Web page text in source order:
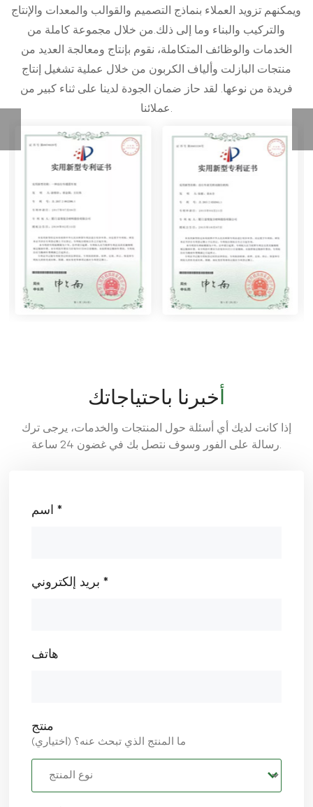
ويمكنهم تزويد العملاء بنماذج التصميم والقوالب والمعدات والإنتاج
والتركيب والبناء وما إلى ذلك.من خلال مجموعة كاملة من
الخدمات والوظائف المتكاملة، نقوم بإنتاج ومعالجة العديد من
منتجات البازلت وألياف الكربون من خلال عملية تشغيل إنتاج
فريدة من نوعها. لقد حاز ضمان الجودة لدينا على ثناء كبير من
عملائنا.
أخبرنا باحتياجاتك
إذا كانت لديك أي أسئلة حول المنتجات والخدمات، يرجى ترك
رسالة على الفور وسوف نتصل بك في غضون 24 ساعة.
اسم *
بريد إلكتروني *
هاتف
منتج
ما المنتج الذي تبحث عنه؟ (اختياري)